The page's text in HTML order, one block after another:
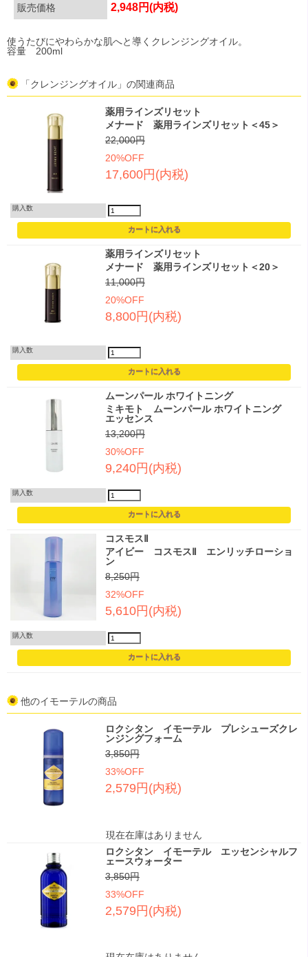
販売価格 2,948円(内税)
使うたびにやわらかな肌へと導くクレンジングオイル。
容量 200ml
「クレンジングオイル」の関連商品
薬用ラインズリセット
メナード 薬用ラインズリセット＜45＞
22,000円
20%OFF
17,600円(内税)
購入数
薬用ラインズリセット
メナード 薬用ラインズリセット＜20＞
11,000円
20%OFF
8,800円(内税)
購入数
ムーンパール ホワイトニング
ミキモト ムーンパール ホワイトニング
エッセンス
13,200円
30%OFF
9,240円(内税)
購入数
コスモスⅡ
アイビー コスモスⅡ エンリッチローショ
ン
8,250円
32%OFF
5,610円(内税)
購入数
他のイモーテルの商品
ロクシタン イモーテル プレシューズクレ
ンジングフォーム
3,850円
33%OFF
2,579円(内税)
現在在庫はありません
ロクシタン イモーテル エッセンシャルフ
ェースウォーター
3,850円
33%OFF
2,579円(内税)